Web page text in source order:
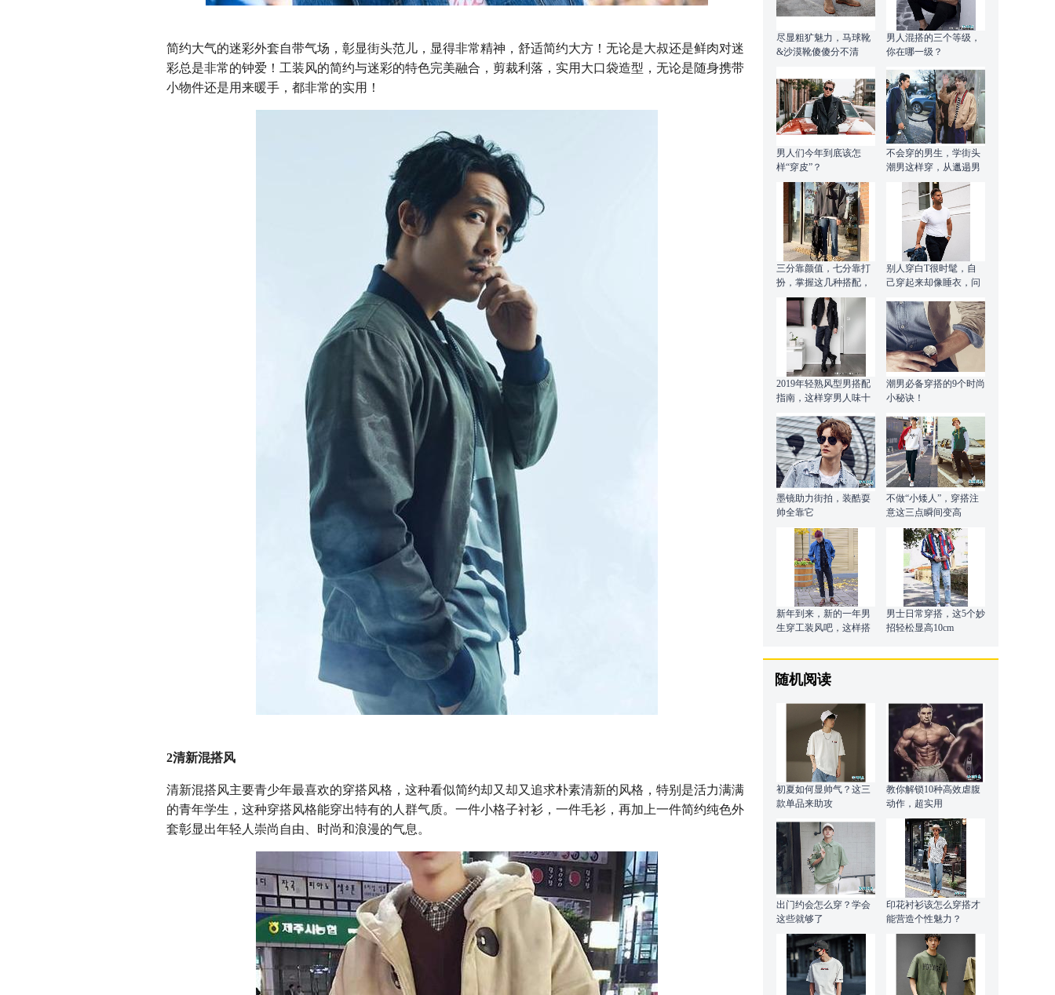
简约大气的迷彩外套自带气场，彰显街头范儿，显得非常精神，舒适简约大方！无论是大叔还是鲜肉对迷
彩总是非常的钟爱！工装风的简约与迷彩的特色完美融合，剪裁利落，实用大口袋造型，无论是随身携带
小物件还是用来暖手，都非常的实用！
2清新混搭风
清新混搭风主要青少年最喜欢的穿搭风格，这种看似简约却又却又追求朴素清新的风格，特别是活力满满
的青年学生，这种穿搭风格能穿出特有的人群气质。一件小格子衬衫，一件毛衫，再加上一件简约纯色外
套彰显出年轻人崇尚自由、时尚和浪漫的气息。
尽显粗犷魅力，马球靴
&沙漠靴傻傻分不清
男人混搭的三个等级，
你在哪一级？
男人们今年到底该怎
样“穿皮”？
不会穿的男生，学街头
潮男这样穿，从邋遢男
变暖男
三分靠颜值，七分靠打
扮，掌握这几种搭配，
轻松应对各种场合
别人穿白T很时髦，自
己穿起来却像睡衣，问
2019年轻熟风型男搭配
指南，这样穿男人味十
潮男必备穿搭的9个时尚
小秘诀！
墨镜助力街拍，装酷耍
帅全靠它
不做“小矮人”，穿搭注
意这三点瞬间变高
新年到来，新的一年男
生穿工装风吧，这样搭
男士日常穿搭，这5个妙
招轻松显高10cm
随机阅读
初夏如何显帅气？这三
款单品来助攻
教你解锁10种高效虐腹
动作，超实用
出门约会怎么穿？学会
这些就够了
印花衬衫该怎么穿搭才
能营造个性魅力？